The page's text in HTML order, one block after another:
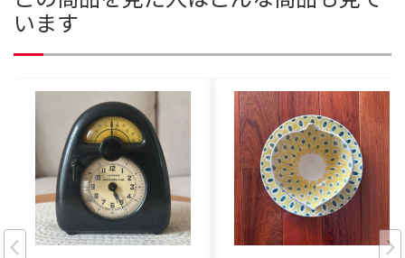
います